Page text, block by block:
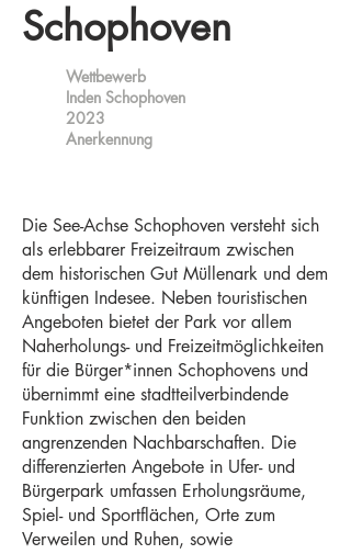
Schophoven
Wettbewerb
Inden Schophoven
2023
Anerkennung
Die See-Achse Schophoven versteht sich
als erlebbarer Freizeitraum zwischen
dem historischen Gut Müllenark und dem
künftigen Indesee. Neben touristischen
Angeboten bietet der Park vor allem
Naherholungs- und Freizeitmöglichkeiten
für die Bürger*innen Schophovens und
übernimmt eine stadtteilverbindende
Funktion zwischen den beiden
angrenzenden Nachbarschaften. Die
differenzierten Angebote in Ufer- und
Bürgerpark umfassen Erholungsräume,
Spiel- und Sportflächen, Orte zum
Verweilen und Ruhen, sowie